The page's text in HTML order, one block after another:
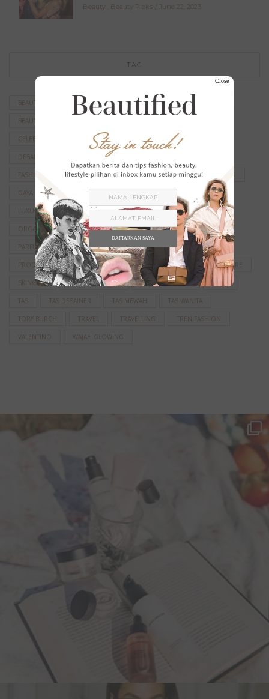
Beauty Beauty Picks June 22, 2023
TAG
BEAUTIFIED BEAUTY BEAUTY PRODUCT BEAUTY TIPS
BEAUTY TREATMENT
CELEBRITY STYLE CHANEL CHANEL BEAUTY
DESAINER FASHION FASHION
FASHION SHOW FASHION WEEK FENDI GAYA FASHION
GAYA RAMBUT
LUXURY FASHION MAKEUP MAKEUP SELEBRITI
ORGANIC SKINCARE PARFUM PARFUM CHANEL
PARFUM CHANEL TERBAIK PERAWATAN KECANTIKAN
PRODUK KECANTIKAN RED CARPET LOOK RUTINITAS SKINCARE
SKINCARE SKINCARE KOREA SKINCARE LOKAL STYLE
TAS TAS DESAINER TAS MEWAH TAS WANITA
TORY BURCH TRAVEL TRAVELLING TREN FASHION
VALENTINO WAJAH GLOWING
Close
DAFTARKAN SAYA